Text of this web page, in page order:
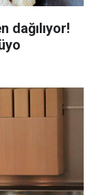
dağılıyor!